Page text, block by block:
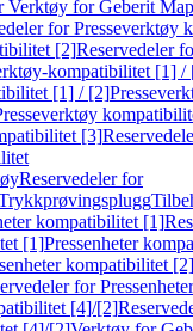
Verktøy for Geberit
for Presseverktøy
[2]Reservedeler
kompatibilitet [1] /
[1] / [2]
[3]
Reservedeler for
kompatibilitet [1]
[1]Pressenheter
kompatibilitet [2]
for
[4]/[2]